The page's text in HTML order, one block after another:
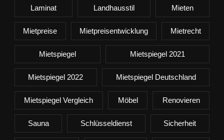
Laminat Landhausstil Mieten
Mietpreise Mietpreisentwicklung Mietrecht
Mietspiegel Mietspiegel 2021
Mietspiegel 2022 Mietspiegel Deutschland
Mietspiegel Vergleich Möbel Renovieren
Sauna Schlüsseldienst Sicherheit